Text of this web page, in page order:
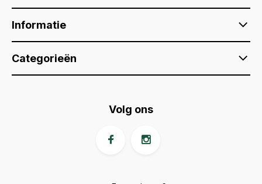
Informatie
Categorieën
Volg ons